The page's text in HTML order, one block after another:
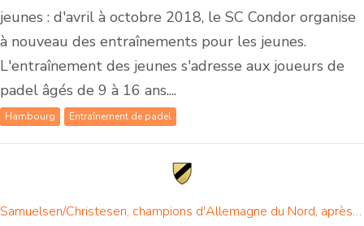
jeunes : d'avril à octobre 2018, le SC Condor organise
à nouveau des entraînements pour les jeunes.
L'entraînement des jeunes s'adresse aux joueurs de
padel âgés de 9 à 16 ans....
Hambourg Entraînement de padel
Samuelsen/Christesen, champions d'Allemagne du Nord, après un match passionnant en trois sets